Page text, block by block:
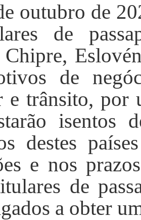
outubro de
de
Chipre,
de
e trânsito, por
isentos
destes
e nos
de
a obter